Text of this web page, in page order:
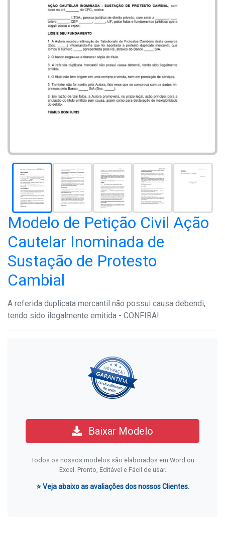
Modelo de Petição Civil Ação
Cautelar Inominada de
Sustação de Protesto
Cambial
A referida duplicata mercantil não possui causa debendi,
tendo sido ilegalmente emitida - CONFIRA!
Baixar Modelo
Todos os nossos modelos são elaborados em Word ou
Excel. Pronto, Editável e Fácil de usar.
⭐ Veja abaixo as avaliações dos nossos Clientes.